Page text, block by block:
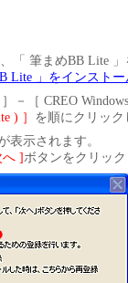
「 筆まめBB Lite
Lite 」をインスト
－［ CREO
) ］ を順にクリック
表示されます。
へ ]ボタンをクリッ